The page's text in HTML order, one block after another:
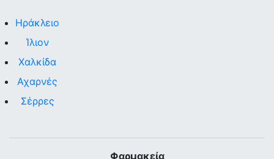
Ηράκλειο
Ίλιον
Χαλκίδα
Αχαρνές
Σέρρες
Φαρμακεία